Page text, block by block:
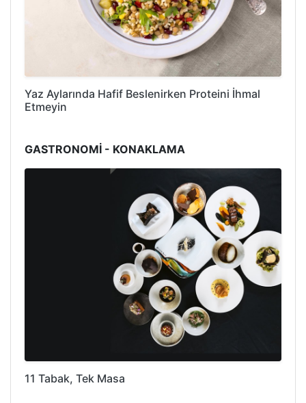
Yaz Aylarında Hafif Beslenirken Proteini İhmal
Etmeyin
GASTRONOMİ - KONAKLAMA
11 Tabak, Tek Masa